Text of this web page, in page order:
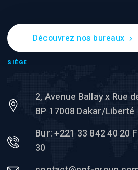
Découvrez nos bureaux
SIÈGE
2, Avenue Ballay x Rue
BP 17008 Dakar/Liberté
Bur: +221 33 842 40 20
30